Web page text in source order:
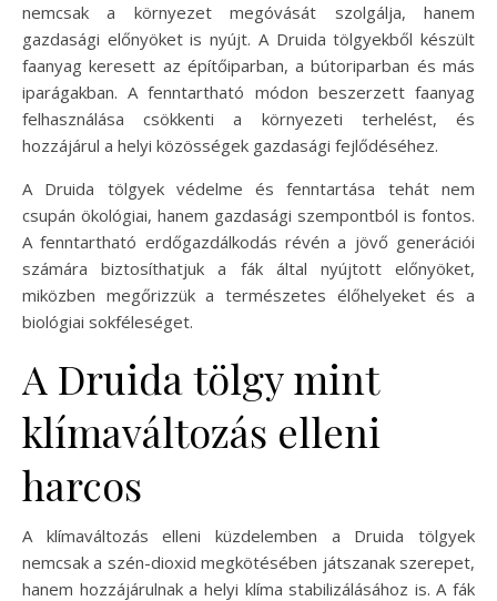
nemcsak a környezet megóvását szolgálja, hanem
gazdasági előnyöket is nyújt. A Druida tölgyekből készült
faanyag keresett az építőiparban, a bútoriparban és más
iparágakban. A fenntartható módon beszerzett faanyag
felhasználása csökkenti a környezeti terhelést, és
hozzájárul a helyi közösségek gazdasági fejlődéséhez.
A Druida tölgyek védelme és fenntartása tehát nem
csupán ökológiai, hanem gazdasági szempontból is fontos.
A fenntartható erdőgazdálkodás révén a jövő generációi
számára biztosíthatjuk a fák által nyújtott előnyöket,
miközben megőrizzük a természetes élőhelyeket és a
biológiai sokféleséget.
A Druida tölgy mint
klímaváltozás elleni
harcos
A klímaváltozás elleni küzdelemben a Druida tölgyek
nemcsak a szén-dioxid megkötésében játszanak szerepet,
hanem hozzájárulnak a helyi klíma stabilizálásához is. A fák